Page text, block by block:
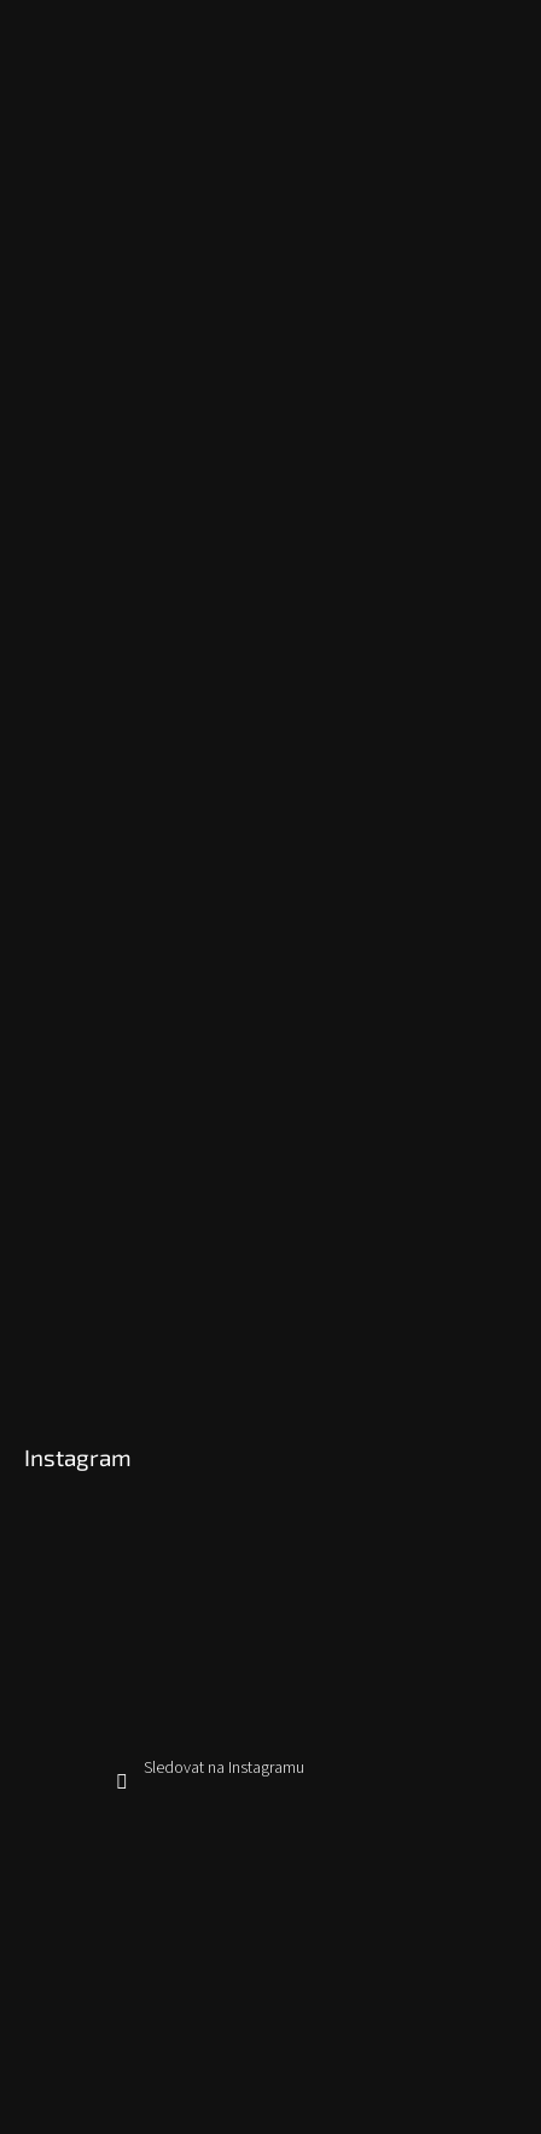
Instagram
Sledovat na Instagramu